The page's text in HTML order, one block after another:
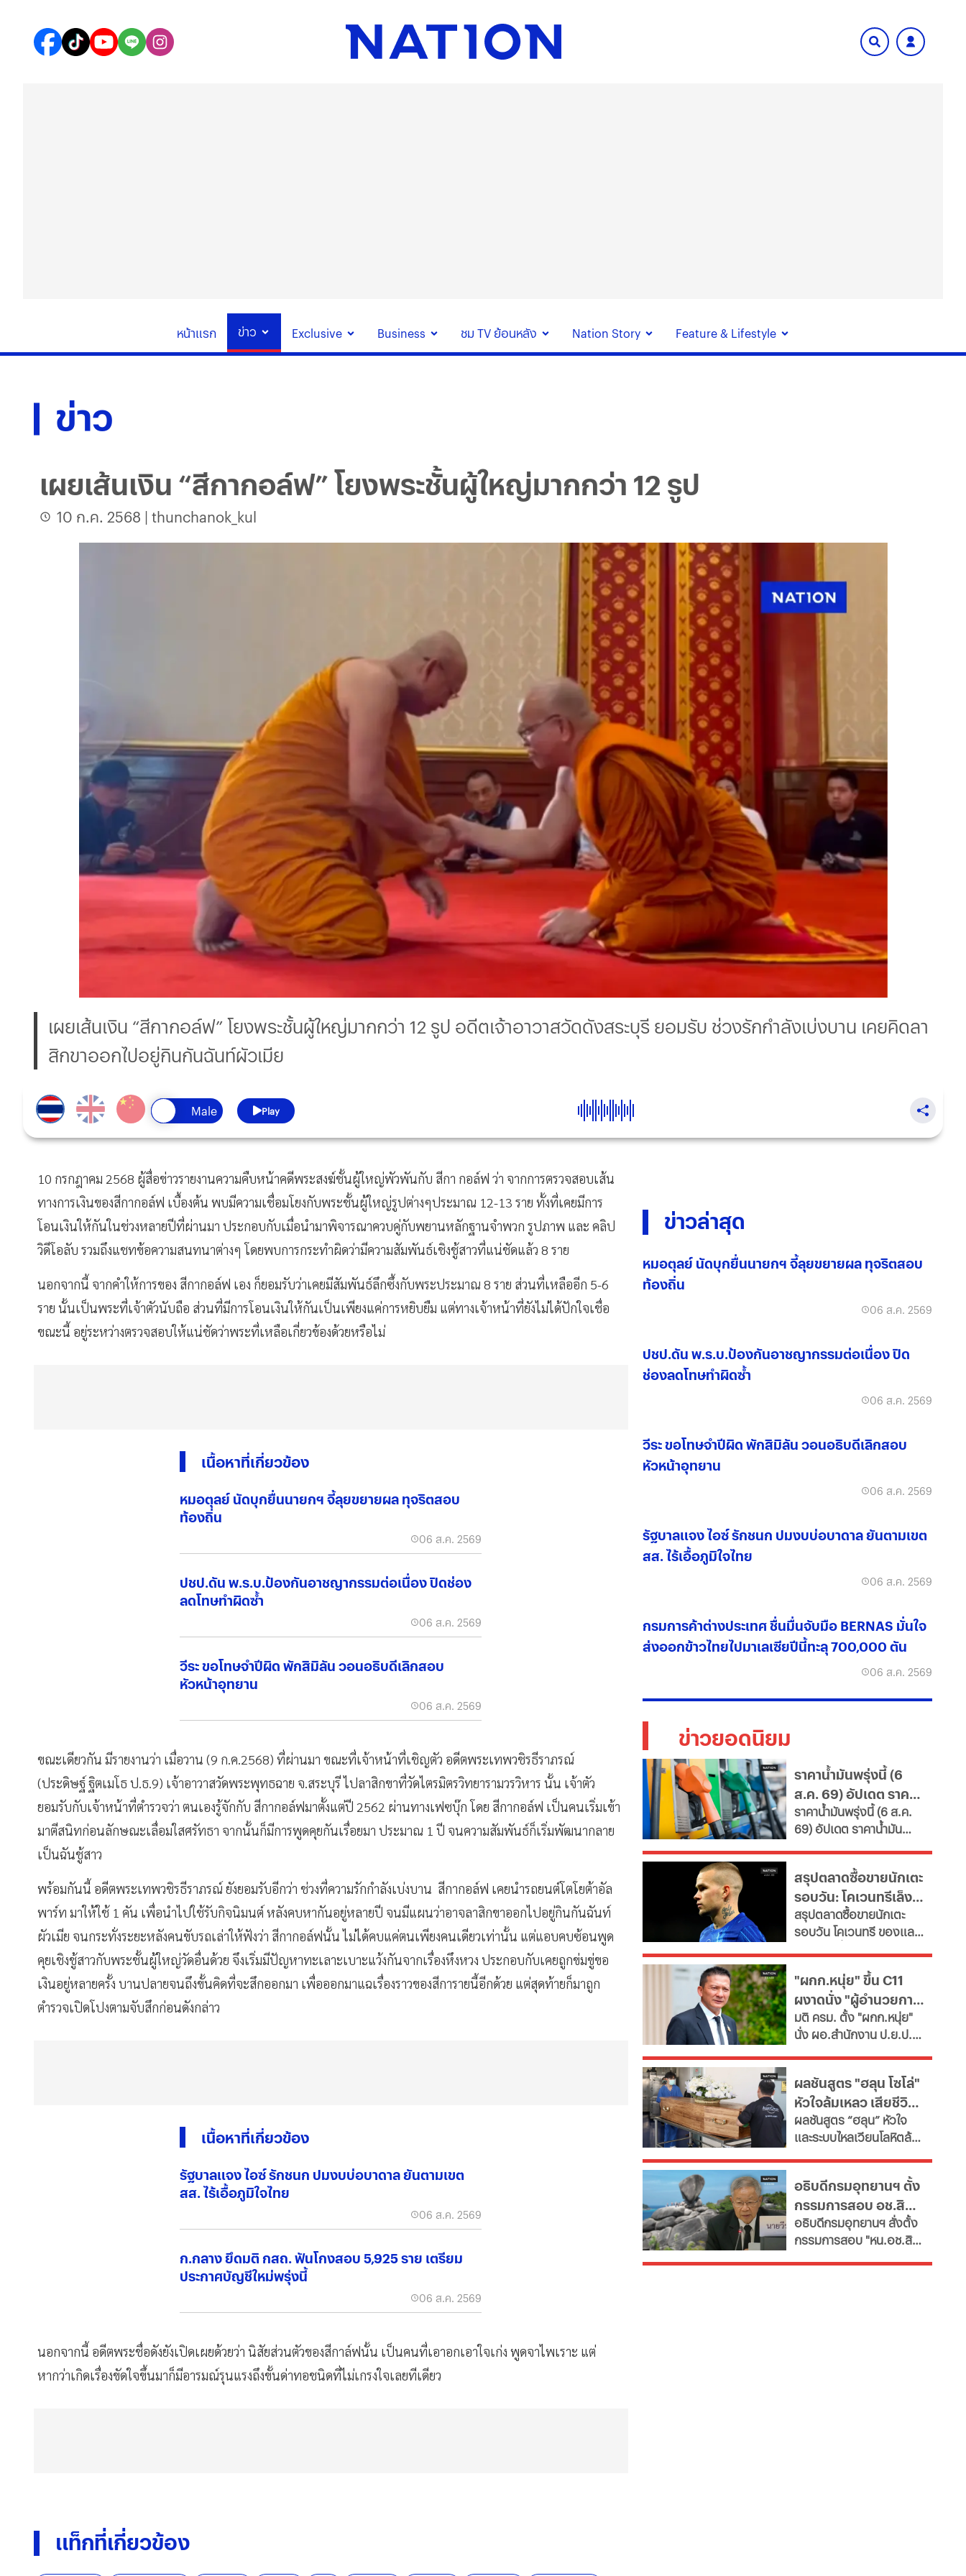
หน้าแรก ข่าว Exclusive Business ชม TV ย้อนหลัง Nation Story Feature & Lifestyle
ข่าว
เผยเส้นเงิน “สีกากอล์ฟ” โยงพระชั้นผู้ใหญ่มากกว่า 12 รูป
10 ก.ค. 2568 | thunchanok_kul
เผยเส้นเงิน “สีกากอล์ฟ” โยงพระชั้นผู้ใหญ่มากกว่า 12 รูป อดีตเจ้าอาวาสวัดดังสระบุรี ยอมรับ ช่วงรักกำลังเบ่งบาน เคยคิดลา
สิกขาออกไปอยู่กินกันฉันท์ผัวเมีย
Play
10 กรกฎาคม 2568 ผู้สื่อข่าวรายงานความคืบหน้าคดีพระสงฆ์ชั้นผู้ใหญ่พัวพันกับ สีกา กอล์ฟ ว่า จากการตรวจสอบเส้น
ทางการเงินของสีกากอล์ฟ เบื้องต้น พบมีความเชื่อมโยงกับพระชั้นผู้ใหญ่รูปต่างๆประมาณ 12-13 ราย ทั้งที่เคยมีการ
โอนเงินให้กันในช่วงหลายปีที่ผ่านมา ประกอบกับเมื่อนำมาพิจารณาควบคู่กับพยานหลักฐานจำพวก รูปภาพ และ คลิป
วิดีโอลับ รวมถึงแชทข้อความสนทนาต่างๆ โดยพบการกระทำผิดว่ามีความสัมพันธ์เชิงชู้สาวที่แน่ชัดแล้ว 8 ราย
นอกจากนี้ จากคำให้การของ สีกากอล์ฟ เอง ก็ยอมรับว่าเคยมีสัมพันธ์ลึกซึ้งกับพระประมาณ 8 ราย ส่วนที่เหลืออีก 5-6
ราย นั้นเป็นพระที่เจ้าตัวนับถือ ส่วนที่มีการโอนเงินให้กันเป็นเพียงแค่การหยิบยืม แต่ทางเจ้าหน้าที่ยังไม่ได้ปักใจเชื่อ
ขณะนี้ อยู่ระหว่างตรวจสอบให้แน่ชัดว่าพระที่เหลือเกี่ยวข้องด้วยหรือไม่
เนื้อหาที่เกี่ยวข้อง
หมอตุลย์ นัดบุกยื่นนายกฯ จี้ลุยขยายผล ทุจริตสอบ
ท้องถิ่น
06 ส.ค. 2569
ปชป.ดัน พ.ร.บ.ป้องกันอาชญากรรมต่อเนื่อง ปิดช่อง
ลดโทษทำผิดซ้ำ
06 ส.ค. 2569
วีระ ขอโทษจำปีผิด พักสิมิลัน วอนอธิบดีเลิกสอบ
หัวหน้าอุทยาน
06 ส.ค. 2569
ขณะเดียวกัน มีรายงานว่า เมื่อวาน (9 ก.ค.2568) ที่ผ่านมา ขณะที่เจ้าหน้าที่เชิญตัว อดีตพระเทพวชิรธีราภรณ์
(ประดิษฐ์ ฐิตเมโธ ป.ธ.9) เจ้าอาวาสวัดพระพุทธฉาย จ.สระบุรี ไปลาสิกขาที่วัดไตรมิตรวิทยารามวรวิหาร นั้น เจ้าตัว
ยอมรับกับเจ้าหน้าที่ตำรวจว่า ตนเองรู้จักกับ สีกากอล์ฟมาตั้งแต่ปี 2562 ผ่านทางเฟซบุ๊ก โดย สีกากอล์ฟ เป็นคนเริ่มเข้า
มาตีสนิทก่อนลักษณะเลื่อมใสศรัทธา จากนั้นก็มีการพูดคุยกันเรื่อยมา ประมาณ 1 ปี จนความสัมพันธ์ก็เริ่มพัฒนากลาย
เป็นฉันชู้สาว
พร้อมกันนี้ อดีตพระเทพวชิรธีราภรณ์ ยังยอมรับอีกว่า ช่วงที่ความรักกำลังเบ่งบาน สีกากอล์ฟ เคยนำรถยนต์โตโยต้าอัล
พาร์ท มาให้ใช้ 1 คัน เพื่อนำไปใช้รับกิจนิมนต์ หลังคบหากันอยู่หลายปี จนมีแผนว่าอาจลาสิกขาออกไปอยู่กินกันฉันท์
ผัวเมีย จนกระทั่งระยะหลังคนขับรถเล่าให้ฟังว่า สีกากอล์ฟนั้น ไม่ได้คบแค่ตนเพียงคนเดียวเท่านั้น แต่แอบคบซ้อนพูด
คุยเชิงชู้สาวกับพระชั้นผู้ใหญ่วัดอื่นด้วย จึงเริ่มมีปัญหาทะเลาะเบาะแว้งกันจากเรื่องหึงหวง ประกอบกับเคยถูกข่มขู่ขอ
เงินอยู่หลายครั้ง บานปลายจนถึงขั้นคิดที่จะสึกออกมา เพื่อออกมาแฉเรื่องราวของสีการายนี้อีกด้วย แต่สุดท้ายก็มาถูก
ตำรวจเปิดโปงตามจับสึกก่อนดังกล่าว
เนื้อหาที่เกี่ยวข้อง
รัฐบาลแจง ไอซ์ รักชนก ปมงบบ่อบาดาล ยันตามเขต
สส. ไร้เอื้อภูมิใจไทย
06 ส.ค. 2569
ก.กลาง ยึดมติ กสถ. ฟันโกงสอบ 5,925 ราย เตรียม
ประกาศบัญชีใหม่พรุ่งนี้
06 ส.ค. 2569
นอกจากนี้ อดีตพระชื่อดังยังเปิดเผยด้วยว่า นิสัยส่วนตัวของสีกาล์ฟนั้น เป็นคนที่เอาอกเอาใจเก่ง พูดจาไพเราะ แต่
หากว่าเกิดเรื่องขัดใจขึ้นมาก็มีอารมณ์รุนแรงถึงขั้นด่าทอชนิดที่ไม่เกรงใจเลยทีเดียว
ข่าวล่าสุด
หมอตุลย์ นัดบุกยื่นนายกฯ จี้ลุยขยายผล ทุจริตสอบ
ท้องถิ่น
06 ส.ค. 2569
ปชป.ดัน พ.ร.บ.ป้องกันอาชญากรรมต่อเนื่อง ปิด
ช่องลดโทษทำผิดซ้ำ
06 ส.ค. 2569
วีระ ขอโทษจำปีผิด พักสิมิลัน วอนอธิบดีเลิกสอบ
หัวหน้าอุทยาน
06 ส.ค. 2569
รัฐบาลแจง ไอซ์ รักชนก ปมงบบ่อบาดาล ยันตามเขต
สส. ไร้เอื้อภูมิใจไทย
06 ส.ค. 2569
กรมการค้าต่างประเทศ ชื่นมื่นจับมือ BERNAS มั่นใจ
ส่งออกข้าวไทยไปมาเลเซียปีนี้ทะลุ 700,000 ตัน
06 ส.ค. 2569
ข่าวยอดนิยม
ราคาน้ำมันพรุ่งนี้ (6
ส.ค. 69) อัปเดต ราคา
น้ำมันล่าสุด จากปั๊ม
ใหญ่
ราคาน้ำมันพรุ่งนี้ (6 ส.ค.
69) อัปเดต ราคาน้ำมัน
ขนาดใหญ่ มีทั้งราคาน้ำมัน
ดีเซล เบนซิน และ แก๊สโซ
ฮอล์
สรุปตลาดซื้อขายนักเตะ
รอบวัน: โคเวนทรีเล็ง
"มูดริก" สาลิกาปัดปืน
ซื้อ "กิมาไรส์"
สรุปตลาดซื้อขายนักเตะ
รอบวัน โคเวนทรี ของแลม
ด้านสาลิกาดงปัดข้อเสนอ
แรกจาก อาร์เซนอล ในการ
ล่าตัว "กิมาไรส์" ขณะที่ โค
โม่ ปิดดีล "ชาโลบาห์"
"ผกก.หนุ่ย" ขึ้น C11
ผงาดนั่ง "ผู้อำนวยการ
ป.ย.ป."
มติ ครม. ตั้ง "ผกก.หนุ่ย"
นั่ง ผอ.สำนักงาน ป.ย.ป.
กมธ.งบประมาณ 2570
เสนอยุบเลิกหน่วยงาน
เนื่องจากภารกิจซ้ำซ้อน
ผลชันสูตร "ฮลุน โซโล่"
หัวใจล้มเหลว เสียชีวิต
ยังไม่ตัดปมสารพิษ
ผลชันสูตร “ฮลุน” หัวใจ
และระบบไหลเวียนโลหิตล้ม
พิษและอื่นๆ รอผลตรวจ
จาก "จอร์เจีย" เทียบเคียง
ญาติเตรียมรับร่างกลับ
บำเพ็ญกุศลที่บ้านเกิด
อธิบดีกรมอุทยานฯ ตั้ง
กรรมการสอบ อช.สิมิ
ลัน ให้วีระ พักแรม 4 ปี
ก่อน
อธิบดีกรมอุทยานฯ​ สั่งตั้ง
กรรมการสอบ "หน.อช.สิมิ
แท็กที่เกี่ยวข้อง